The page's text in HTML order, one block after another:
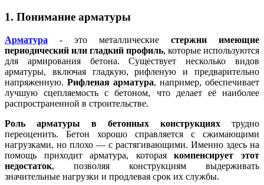
1. Понимание арматуры
Арматура - это металлические стержни имеющие
периодический или гладкий профиль, которые используются
для армирования бетона. Существует несколько видов
арматуры, включая гладкую, рифленую и предварительно
напряженную. Рифленая арматура, например, обеспечивает
лучшую сцепляемость с бетоном, что делает её наиболее
распространенной в строительстве.
Роль арматуры в бетонных конструкциях трудно
переоценить. Бетон хорошо справляется с сжимающими
нагрузками, но плохо — с растягивающими. Именно здесь на
помощь приходит арматура, котораякомпенсирует этот
недостаток, позволяя конструкциям выдерживать
значительные нагрузки и продлевая срок их службы.